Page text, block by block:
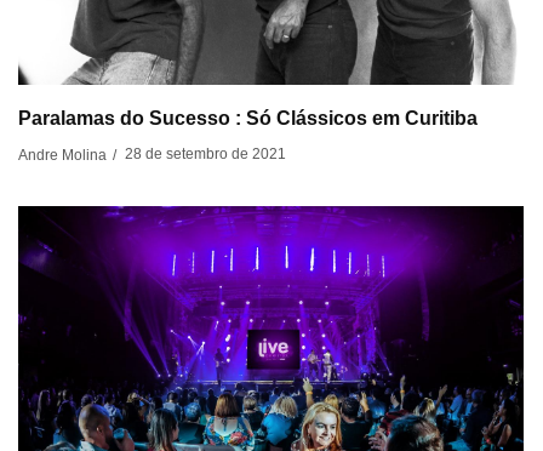
Paralamas do Sucesso : Só Clássicos em Curitiba
Andre Molina / 28 de setembro de 2021